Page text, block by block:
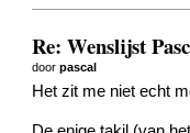
Re: Wenslijst
doorpascal
Het zit me niet echt